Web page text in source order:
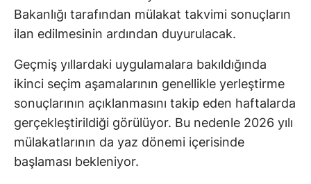
Bakanlığı tarafından mülakat takvimi sonuçların
ilan edilmesinin ardından duyurulacak.
Geçmiş yıllardaki uygulamalara bakıldığında
ikinci seçim aşamalarının genellikle yerleştirme
sonuçlarının açıklanmasını takip eden haftalarda
gerçekleştirildiği görülüyor. Bu nedenle 2026 yılı
mülakatlarının da yaz dönemi içerisinde
başlaması bekleniyor.